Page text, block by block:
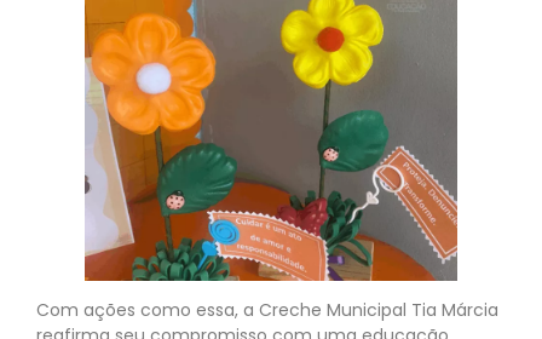
Com ações como essa, a Creche Municipal Tia Márcia